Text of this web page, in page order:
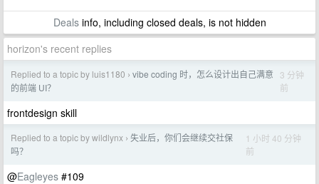
Dealsinfo, including closed deals, is not hidden
horizon's recent replies
Replied to a topic by luis1180 › vibe coding 时，怎么设计出自己满意
的前端 UI？
3 分钟
前
frontdesign skill
Replied to a topic by wildlynx › 失业后，你们会继续交社保
吗？
1 小时 40 分钟
前
@Eagleyes #109